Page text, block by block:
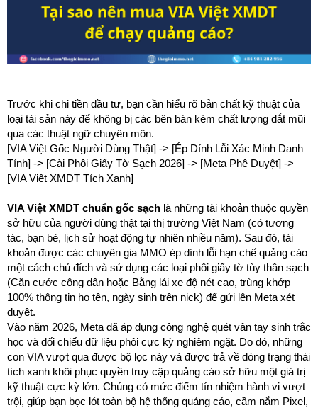
Trước khi chi tiền đầu tư, bạn cần hiểu rõ bản chất kỹ thuật của
loại tài sản này để không bị các bên bán kém chất lượng dắt mũi
qua các thuật ngữ chuyên môn.
[VIA Việt Gốc Người Dùng Thật] -> [Ép Dính Lỗi Xác Minh Danh
Tính] -> [Cài Phôi Giấy Tờ Sạch 2026] -> [Meta Phê Duyệt] ->
[VIA Việt XMDT Tích Xanh]
VIA Việt XMDT chuẩn gốc sạch là những tài khoản thuộc quyền
sở hữu của người dùng thật tại thị trường Việt Nam (có tương
tác, bạn bè, lịch sử hoạt động tự nhiên nhiều năm). Sau đó, tài
khoản được các chuyên gia MMO ép dính lỗi hạn chế quảng cáo
một cách chủ đích và sử dụng các loại phôi giấy tờ tùy thân sạch
(Căn cước công dân hoặc Bằng lái xe độ nét cao, trùng khớp
100% thông tin họ tên, ngày sinh trên nick) để gửi lên Meta xét
duyệt.
Vào năm 2026, Meta đã áp dụng công nghệ quét vân tay sinh trắc
học và đối chiếu dữ liệu phôi cực kỳ nghiêm ngặt. Do đó, những
con VIA vượt qua được bộ lọc này và được trả về dòng trạng thái
tích xanh khôi phục quyền truy cập quảng cáo sở hữu một giá trị
kỹ thuật cực kỳ lớn. Chúng có mức điểm tín nhiệm hành vi vượt
trội, giúp bạn bọc lót toàn bộ hệ thống quảng cáo, cầm nắm Pixel,